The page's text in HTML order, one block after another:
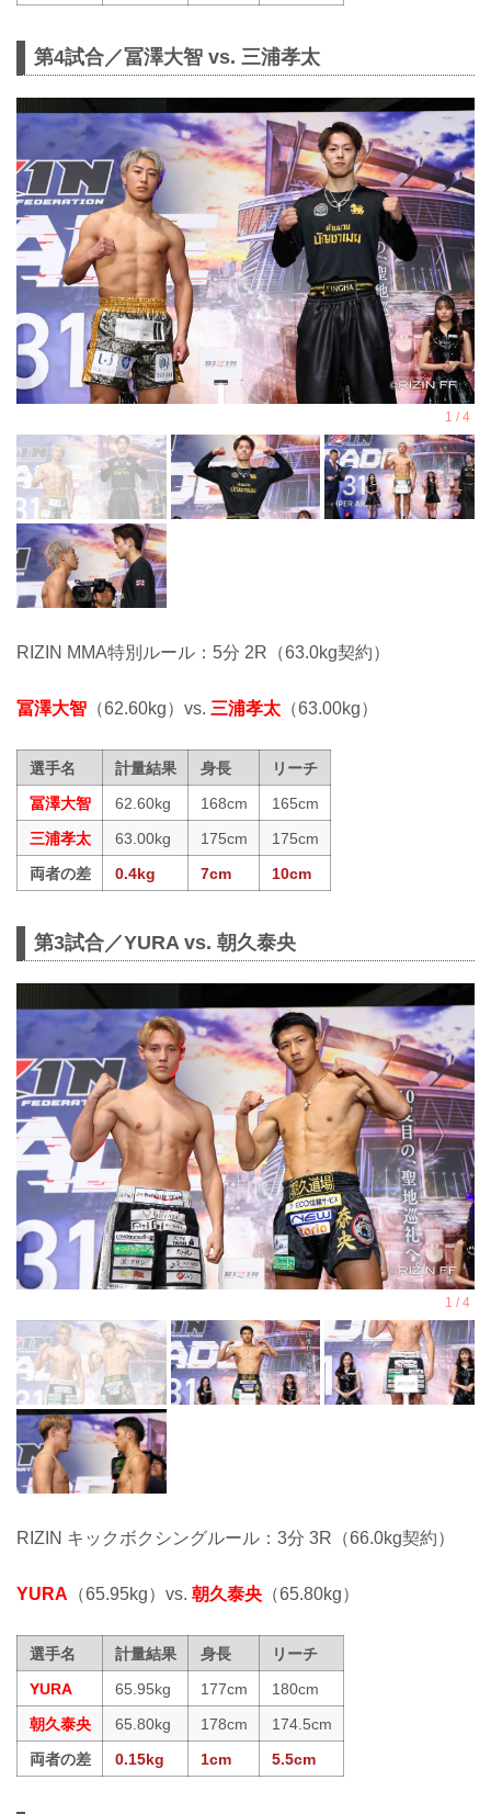
第4試合／冨澤大智 vs. 三浦孝太
RIZIN MMA特別ルール：5分 2R（63.0kg契約）
冨澤大智 （62.60kg）vs. 三浦孝太 （63.00kg）
選手名 計量結果 身長
リーチ
冨澤大智
62.60kg 168cm
165cm
三浦孝太
63.00kg 175cm
175cm
両者の差
0.4kg 7cm 10cm
第3試合／YURA vs. 朝久泰央
RIZIN キックボクシングルール：3分 3R（66.0kg契約）
YURA （65.95kg）vs. 朝久泰央 （65.80kg）
選手名 計量結果 身長
リーチ
YURA
65.95kg 177cm
180cm
朝久泰央
65.80kg 178cm
174.5cm
両者の差
0.15kg 1cm 5.5cm